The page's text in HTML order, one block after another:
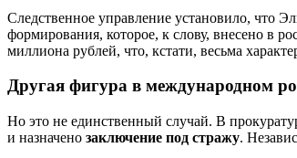
Следственное управление установило, что
формирования, которое, к слову, внесено в
миллиона рублей, что, кстати, весьма
Другая фигура в международном
Но это не единственный случай. В
и назначено заключение под стражу.